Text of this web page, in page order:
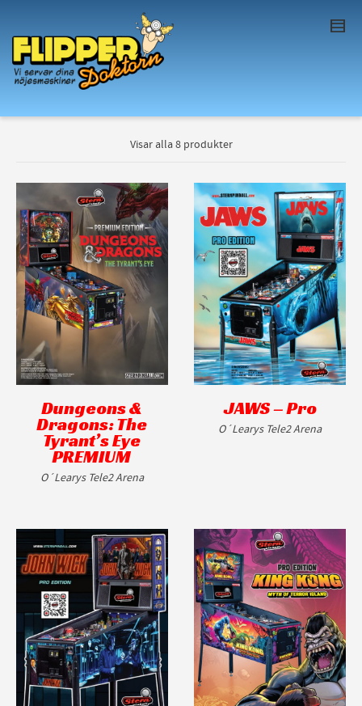
product
. Show
me thecolour
Visar alla 8 produkter
Dungeons &
Dragons: The
Tyrant’s Eye
PREMIUM
O´Learys Tele2 Arena
JAWS – Pro
O´Learys Tele2 Arena